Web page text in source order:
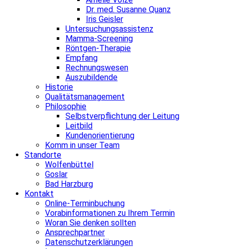
Dr. med. Susanne Quanz
Iris Geisler
Untersuchungsassistenz
Mamma-Screening
Röntgen-Therapie
Empfang
Rechnungswesen
Auszubildende
Historie
Qualitätsmanagement
Philosophie
Selbstverpflichtung der Leitung
Leitbild
Kundenorientierung
Komm in unser Team
Standorte
Wolfenbüttel
Goslar
Bad Harzburg
Kontakt
Online-Terminbuchung
Vorabinformationen zu Ihrem Termin
Woran Sie denken sollten
Ansprechpartner
Datenschutzerklärungen